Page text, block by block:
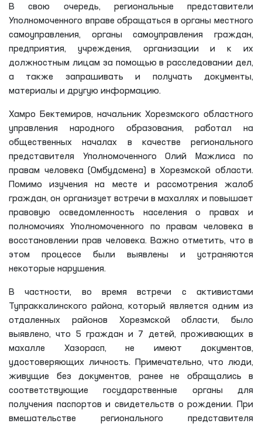
В свою очередь, региональные представители
Уполномоченного вправе обращаться в органы местного
самоуправления, органы самоуправления граждан,
предприятия, учреждения, организации и к их
должностным лицам за помощью в расследовании дел,
а также запрашивать и получать документы,
материалы и другую информацию.
Хамро Бектемиров, начальник Хорезмского областного
управления народного образования, работал на
общественных началах в качестве регионального
представителя Уполномоченного Олий Мажлиса по
правам человека (Омбудсмена) в Хорезмской области.
Помимо изучения на месте и рассмотрения жалоб
граждан, он организует встречи в махаллях и повышает
правовую осведомленность населения о правах и
полномочиях Уполномоченного по правам человека в
восстановлении прав человека. Важно отметить, что в
этом процессе были выявлены и устраняются
некоторые нарушения.
В частности, во время встречи с активистами
Тупраккалинского района, который является одним из
отдаленных районов Хорезмской области, было
выявлено, что 5 граждан и 7 детей, проживающих в
махалле Хазорасп, не имеют документов,
удостоверяющих личность. Примечательно, что люди,
живущие без документов, ранее не обращались в
соответствующие государственные органы для
получения паспортов и свидетельств о рождении. При
вмешательстве регионального представителя